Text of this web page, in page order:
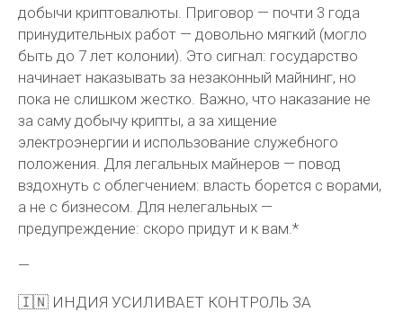
добычи криптовалюты. Приговор — почти 3 года
принудительных работ — довольно мягкий (могло
быть до 7 лет колонии). Это сигнал: государство
начинает наказывать за незаконный майнинг, но
пока не слишком жестко. Важно, что наказание не
за саму добычу крипты, а за хищение
электроэнергии и использование служебного
положения. Для легальных майнеров — повод
вздохнуть с облегчением: власть борется с ворами,
а не с бизнесом. Для нелегальных —
предупреждение: скоро придут и к вам.*
—
🇮🇳 ИНДИЯ УСИЛИВАЕТ КОНТРОЛЬ ЗА